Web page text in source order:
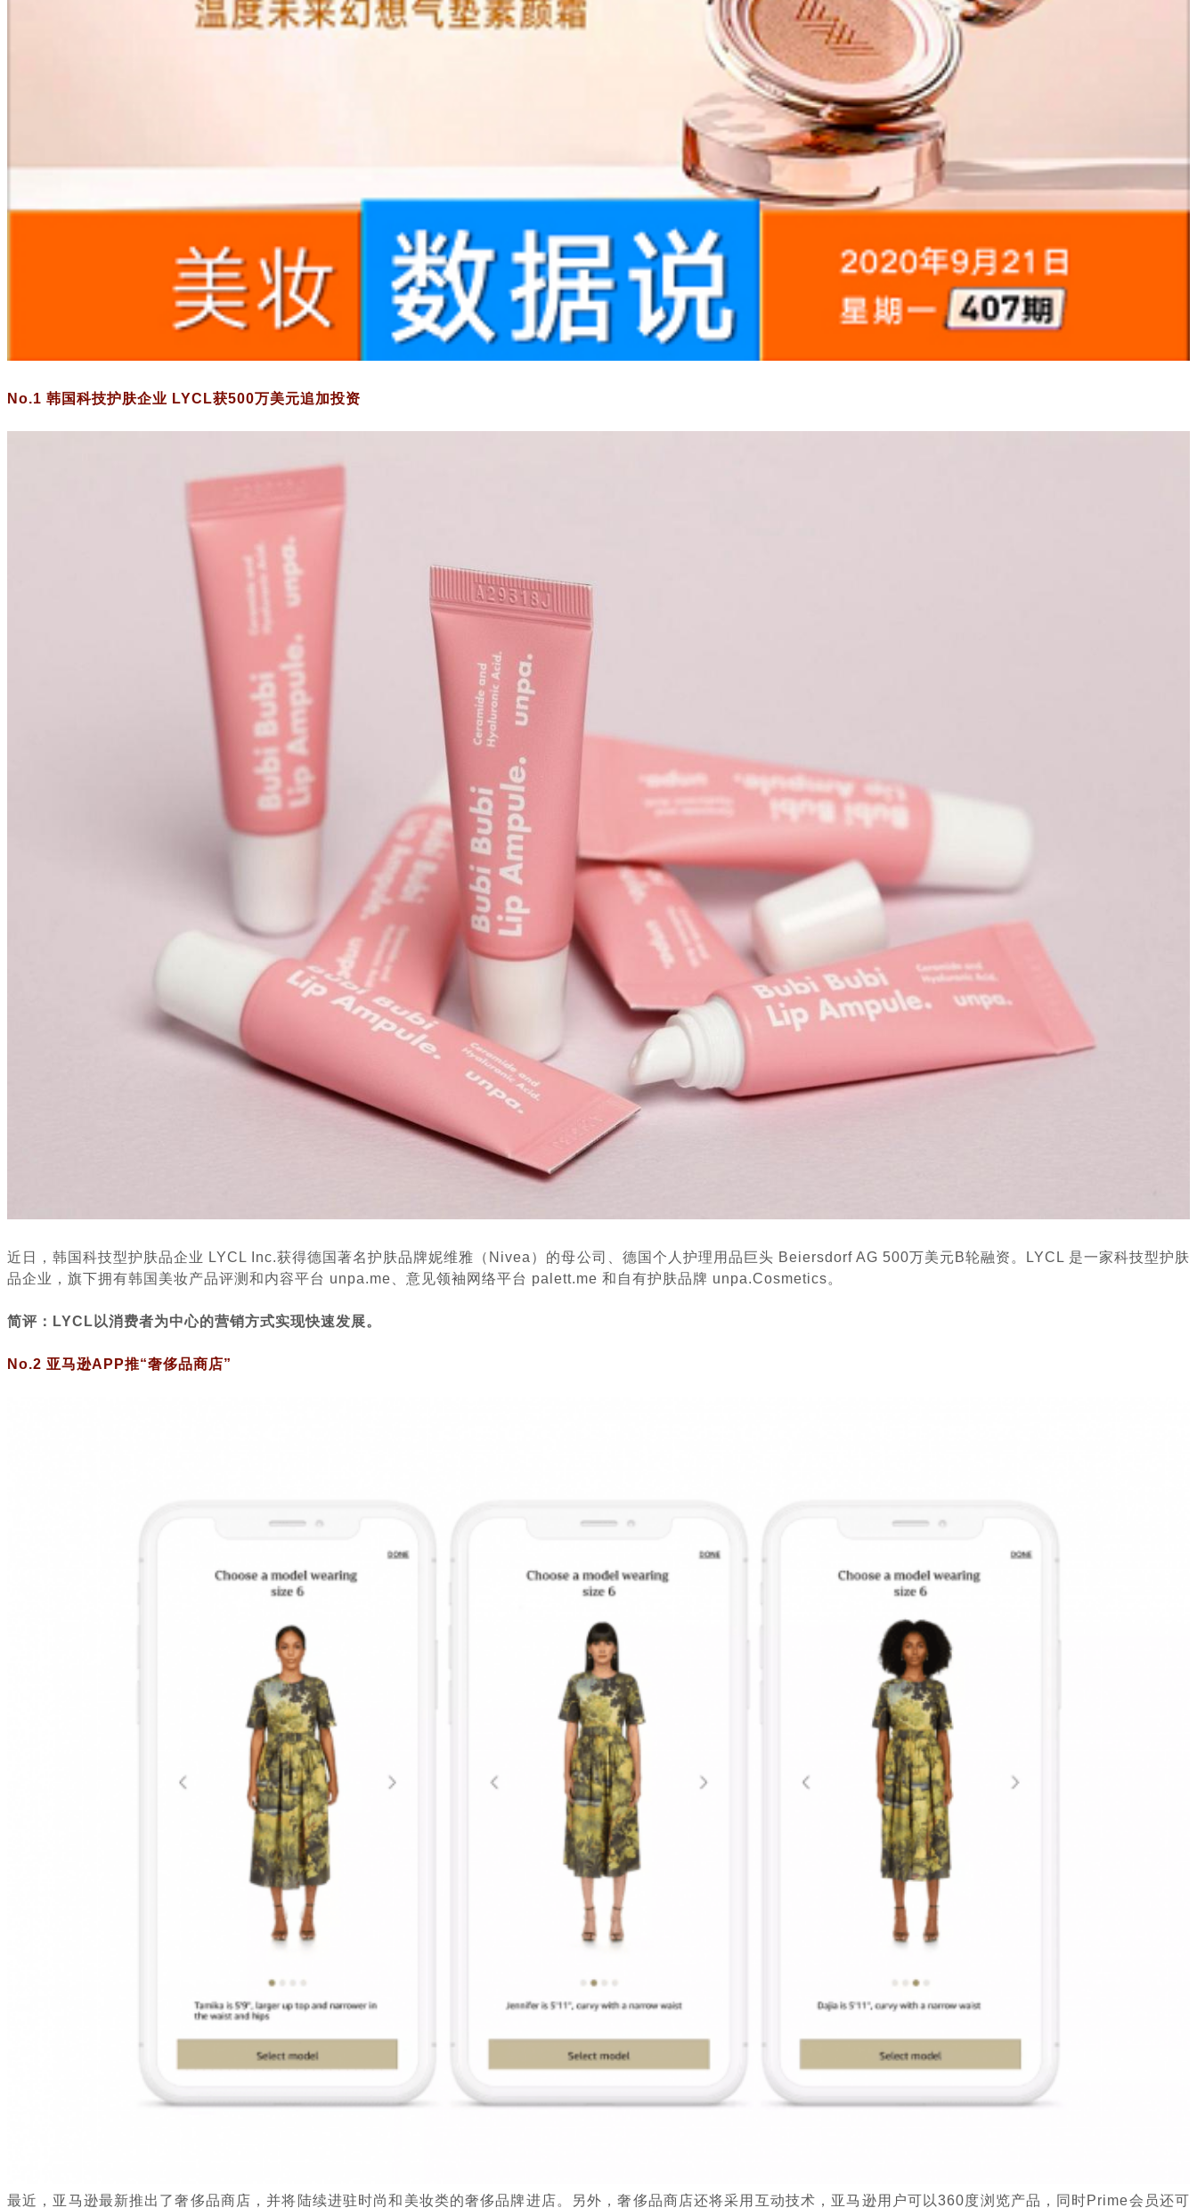
No.1 韩国科技护肤企业 LYCL获500万美元追加投资
近日，韩国科技型护肤品企业 LYCL Inc.获得德国著名护肤品牌妮维雅（Nivea）的母公司、德国个人护理用品巨头 Beiersdorf AG 500万美元B轮融资。LYCL 是一家科技型护肤
品企业，旗下拥有韩国美妆产品评测和内容平台 unpa.me、意见领袖网络平台 palett.me 和自有护肤品牌 unpa.Cosmetics。
简评：LYCL以消费者为中心的营销方式实现快速发展。
No.2 亚马逊APP推“奢侈品商店”
最近，亚马逊最新推出了奢侈品商店，并将陆续进驻时尚和美妆类的奢侈品牌进店。另外，奢侈品商店还将采用互动技术，亚马逊用户可以360度浏览产品，同时Prime会员还可